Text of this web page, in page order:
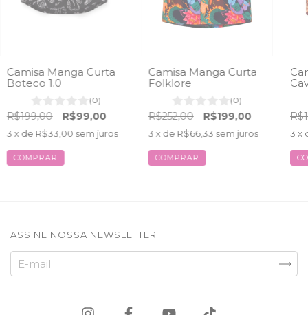
Camisa Manga Curta
Boteco 1.0
(0)
R$199,00 R$99,00
3 x de R$33,00 sem juros
COMPRAR
Camisa Manga Curta
Folklore
(0)
R$252,00 R$199,00
3 x de R$66,33 sem juros
COMPRAR
3 x
ASSINE NOSSA NEWSLETTER